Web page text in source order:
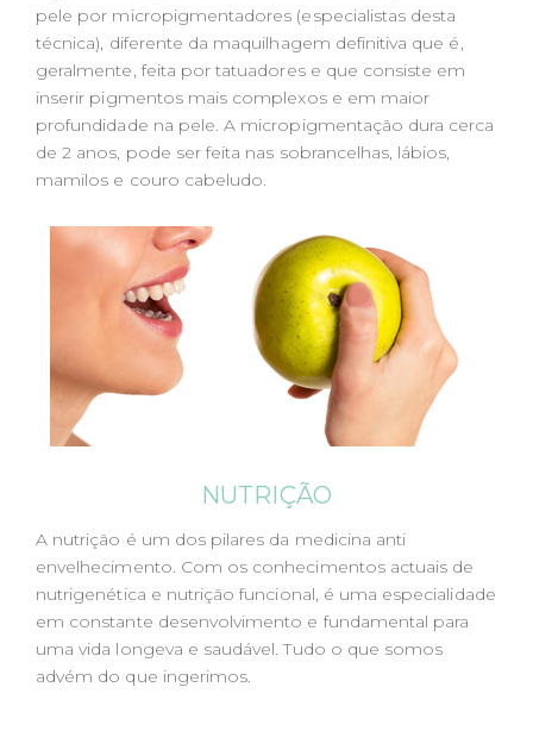
pele por micropigmentadores (especialistas desta
técnica), diferente da maquilhagem definitiva que é,
geralmente, feita por tatuadores e que consiste em
inserir pigmentos mais complexos e em maior
profundidade na pele. A micropigmentação dura cerca
de 2 anos, pode ser feita nas sobrancelhas, lábios,
mamilos e couro cabeludo.
NUTRIÇÃO
A nutrição é um dos pilares da medicina anti
envelhecimento. Com os conhecimentos actuais de
nutrigenética e nutrição funcional, é uma especialidade
em constante desenvolvimento e fundamental para
uma vida longeva e saudável. Tudo o que somos
advém do que ingerimos.